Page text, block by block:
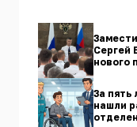
Сергей
нового
За пять
нашли